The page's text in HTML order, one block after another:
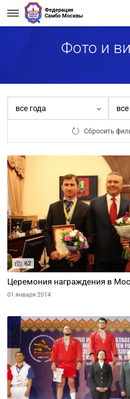
Федерация
Самбо Москвы
Фото и
все года
Сбросить
62
Церемония награждения в
01 января 2014